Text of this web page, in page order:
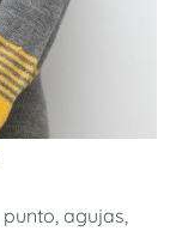
punto, agujas,